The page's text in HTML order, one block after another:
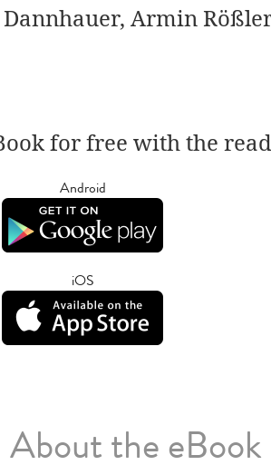
Armin
for free with the
Android
iOS
About the eBook